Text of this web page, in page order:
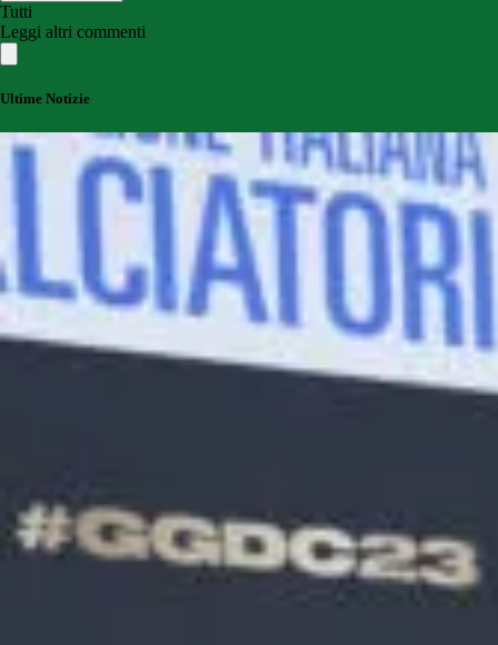
Tutti
Leggi altri commenti
Ultime Notizie